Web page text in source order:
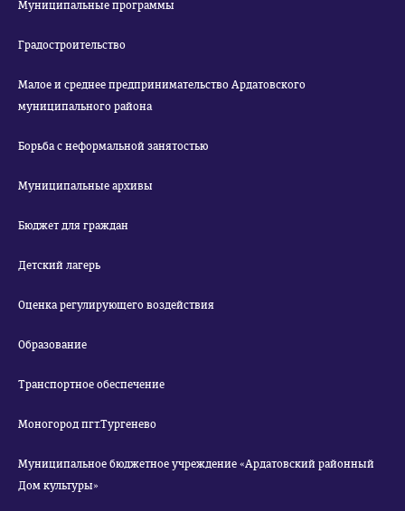
Муниципальные программы
Градостроительство
Малое и среднее предпринимательство Ардатовского
муниципального района
Борьба с неформальной занятостью
Муниципальные архивы
Бюджет для граждан
Детский лагерь
Оценка регулирующего воздействия
Образование
Транспортное обеспечение
Моногород пгт.Тургенево
Муниципальное бюджетное учреждение «Ардатовский районный
Дом культуры»